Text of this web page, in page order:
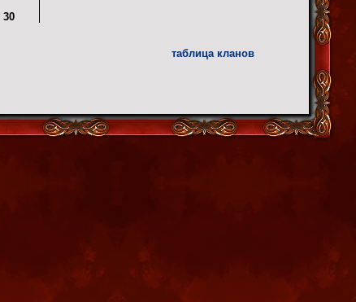
30
таблица кланов